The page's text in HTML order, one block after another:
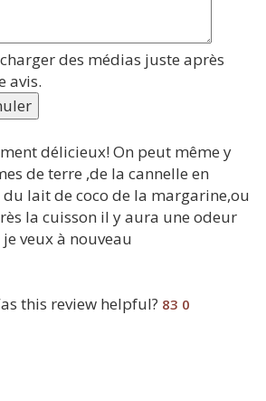
des médias juste après
avis.
délicieux! On peut même y
de terre ,de la cannelle en
lait de coco de la margarine,ou
la cuisson il y aura une odeur
veux à nouveau
this review helpful? 83 0